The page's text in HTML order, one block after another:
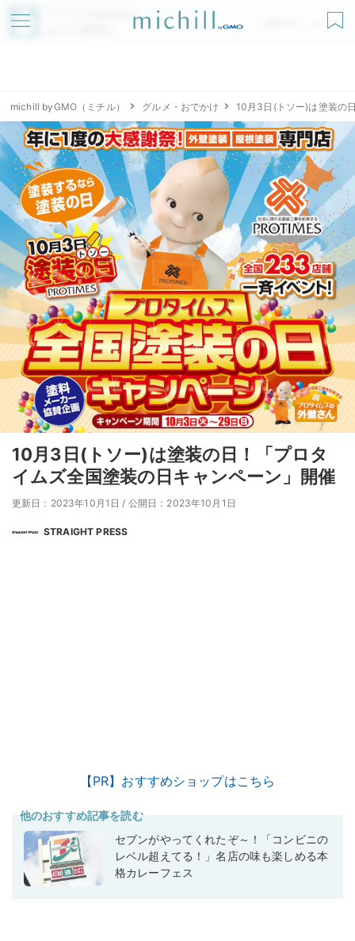
アプリでmichillが
無料ダウンロード
michill byGMO（ミチル） グルメ・おでかけ 10月3日(トソー)は塗装の
10月3日(トソー)は塗装の日！「プロタ
イムズ全国塗装の日キャンペーン」開催
更新日：2023年10月1日 / 公開日：2023年10月1日
STRAIGHT PRESS
【PR】おすすめショップはこちら
他のおすすめ記事を読む
セブンがやってくれたぞ～！「コンビニの
レベル超えてる！」名店の味も楽しめる本
格カレーフェス